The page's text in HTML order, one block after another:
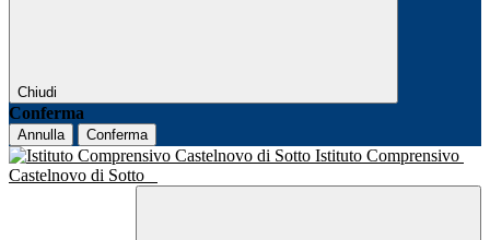
Chiudi
Conferma
Annulla Conferma
Istituto Comprensivo
Castelnovo di Sotto